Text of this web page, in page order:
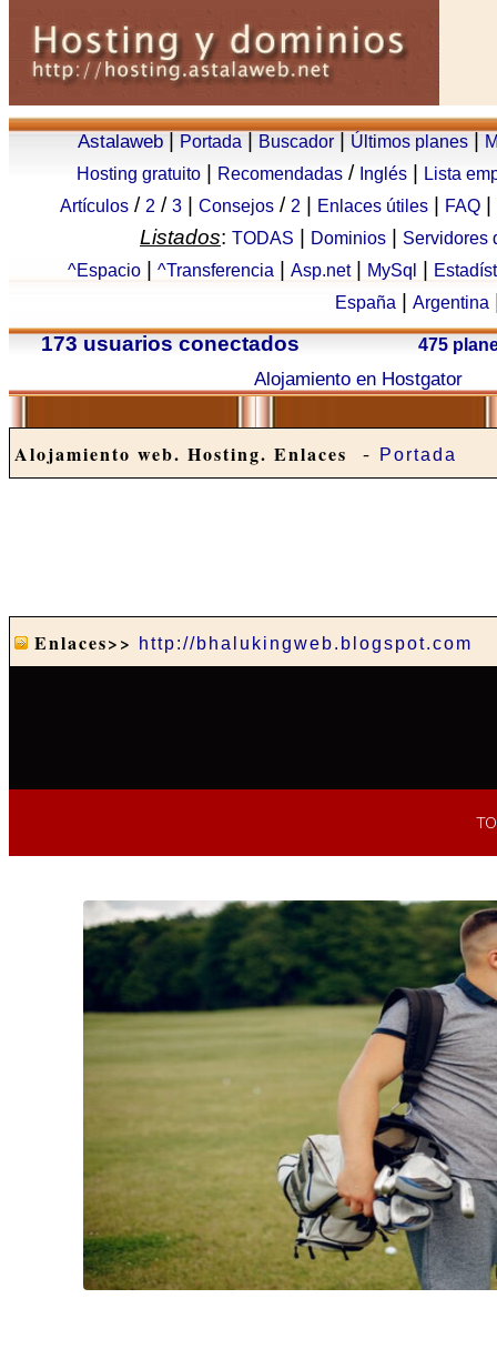
Astalaweb Portada Buscador Últimos planes
Hosting gratuito
Recomendadas / Inglés
Lista
Artículos / 2 / 3 Consejos / 2 Enlaces útiles FAQ
Listados: TODAS Dominios
Servidores
^Espacio
^Transferencia Asp.net| MySql
España
Argentina
173 usuarios conectados
475
Alojamiento en Hostgator
Alojamiento web. Hosting. Enlaces - Portada
Enlaces>> http://bhalukingweb.blogspot.com